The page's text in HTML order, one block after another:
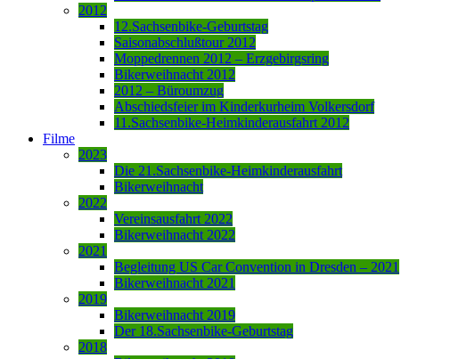
2012
12.Sachsenbike-Geburtstag
Saisonabschlußtour 2012
Moppedrennen 2012 – Erzgebirgsring
Bikerweihnacht 2012
2012 – Büroumzug
Abschiedsfeier im Kinderkurheim Volkersdorf
11.Sachsenbike-Heimkinderausfahrt 2012
Filme
2023
Die 21.Sachsenbike-Heimkinderausfahrt
Bikerweihnacht
2022
Vereinsausfahrt 2022
Bikerweihnacht 2022
2021
Begleitung US Car Convention in Dresden – 2021
Bikerweihnacht 2021
2019
Bikerweihnacht 2019
Der 18.Sachsenbike-Geburtstag
2018